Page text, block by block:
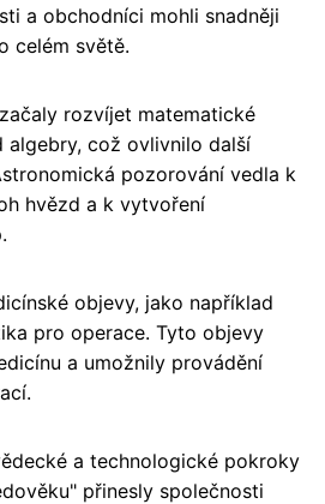
a obchodníci mohli snadněji
celém světě.
rozvíjet matematické
algebry, což ovlivnilo další
pozorování vedla k
hvězd a k vytvoření
objevy, jako například
pro operace. Tyto objevy
a umožnily provádění
a technologické pokroky
přinesly společnosti